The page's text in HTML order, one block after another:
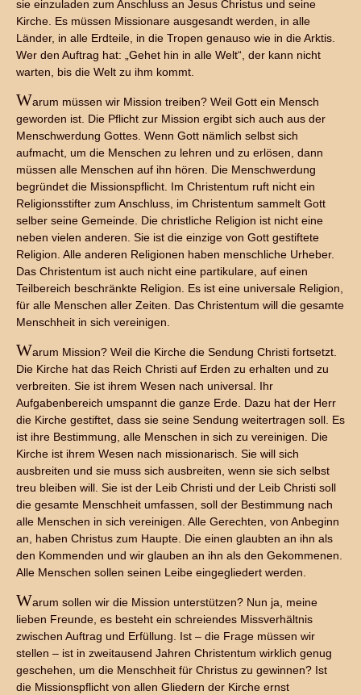
sie einzuladen zum Anschluss an Jesus Christus und seine
Kirche. Es müssen Missionare ausgesandt werden, in alle
Länder, in alle Erdteile, in die Tropen genauso wie in die Arktis.
Wer den Auftrag hat: „Gehet hin in alle Welt“, der kann nicht
warten, bis die Welt zu ihm kommt.
Warum müssen wir Mission treiben? Weil Gott ein Mensch
geworden ist. Die Pflicht zur Mission ergibt sich auch aus der
Menschwerdung Gottes. Wenn Gott nämlich selbst sich
aufmacht, um die Menschen zu lehren und zu erlösen, dann
müssen alle Menschen auf ihn hören. Die Menschwerdung
begründet die Missionspflicht. Im Christentum ruft nicht ein
Religionsstifter zum Anschluss, im Christentum sammelt Gott
selber seine Gemeinde. Die christliche Religion ist nicht eine
neben vielen anderen. Sie ist die einzige von Gott gestiftete
Religion. Alle anderen Religionen haben menschliche Urheber.
Das Christentum ist auch nicht eine partikulare, auf einen
Teilbereich beschränkte Religion. Es ist eine universale Religion,
für alle Menschen aller Zeiten. Das Christentum will die gesamte
Menschheit in sich vereinigen.
Warum Mission? Weil die Kirche die Sendung Christi fortsetzt.
Die Kirche hat das Reich Christi auf Erden zu erhalten und zu
verbreiten. Sie ist ihrem Wesen nach universal. Ihr
Aufgabenbereich umspannt die ganze Erde. Dazu hat der Herr
die Kirche gestiftet, dass sie seine Sendung weitertragen soll. Es
ist ihre Bestimmung, alle Menschen in sich zu vereinigen. Die
Kirche ist ihrem Wesen nach missionarisch. Sie will sich
ausbreiten und sie muss sich ausbreiten, wenn sie sich selbst
treu bleiben will. Sie ist der Leib Christi und der Leib Christi soll
die gesamte Menschheit umfassen, soll der Bestimmung nach
alle Menschen in sich vereinigen. Alle Gerechten, von Anbeginn
an, haben Christus zum Haupte. Die einen glaubten an ihn als
den Kommenden und wir glauben an ihn als den Gekommenen.
Alle Menschen sollen seinen Leibe eingegliedert werden.
Warum sollen wir die Mission unterstützen? Nun ja, meine
lieben Freunde, es besteht ein schreiendes Missverhältnis
zwischen Auftrag und Erfüllung. Ist – die Frage müssen wir
stellen – ist in zweitausend Jahren Christentum wirklich genug
geschehen, um die Menschheit für Christus zu gewinnen? Ist
die Missionspflicht von allen Gliedern der Kirche ernst